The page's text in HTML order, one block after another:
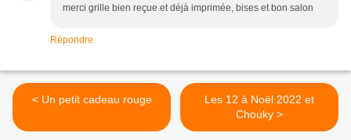
merci grille bien reçue et déjà imprimée, bises et bon salon
Répondre
< Un petit cadeau rouge
Les 12 à Noël 2022 et
Chouky >